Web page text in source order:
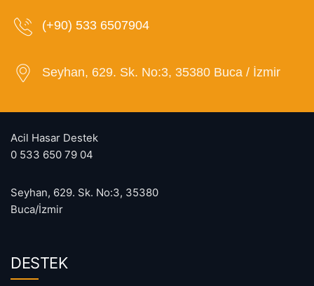
(+90) 533 6507904
Seyhan, 629. Sk. No:3, 35380 Buca / İzmir
Acil Hasar Destek
0 533 650 79 04
Seyhan, 629. Sk. No:3, 35380
Buca/İzmir
DESTEK